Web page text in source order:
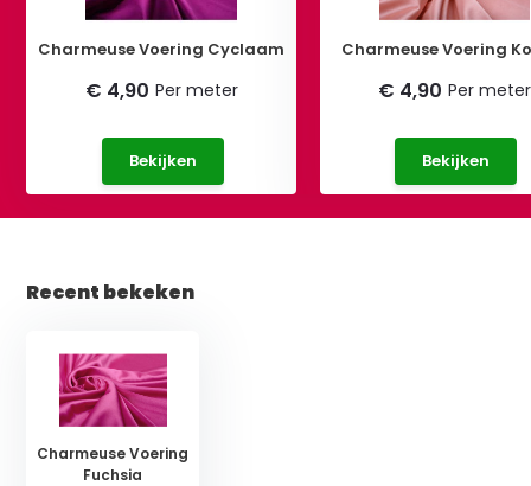
Charmeuse Voering Cyclaam
€ 4,90 Per meter
Bekijken
Charmeuse Voering
€ 4,90 Per meter
Bekijken
Recent bekeken
Charmeuse Voering
Fuchsia